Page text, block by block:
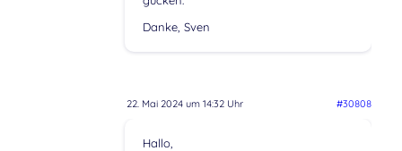
Danke, Sven
22. Mai 2024 um 14:32 Uhr #30808
Hallo,